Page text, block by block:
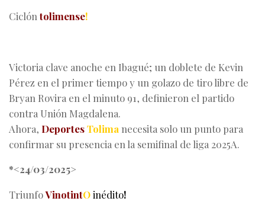
Ciclóntolimense!
Victoria clave anoche en Ibagué; un doblete de Kevin
Pérez en el primer tiempo y un golazo de tiro libre de
Bryan Rovira en el minuto 91, definieron el partido
contra Unión Magdalena.
Ahora, DeportesTolima necesita solo un punto para
confirmar su presencia en la semifinal de liga 2025A.
*<24/03/2025>
TriunfoVinotintOinédito!